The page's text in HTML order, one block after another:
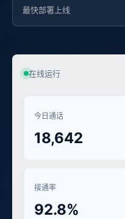
最快部署上线
在线运行
今日通话
18,642
接通率
92.8%